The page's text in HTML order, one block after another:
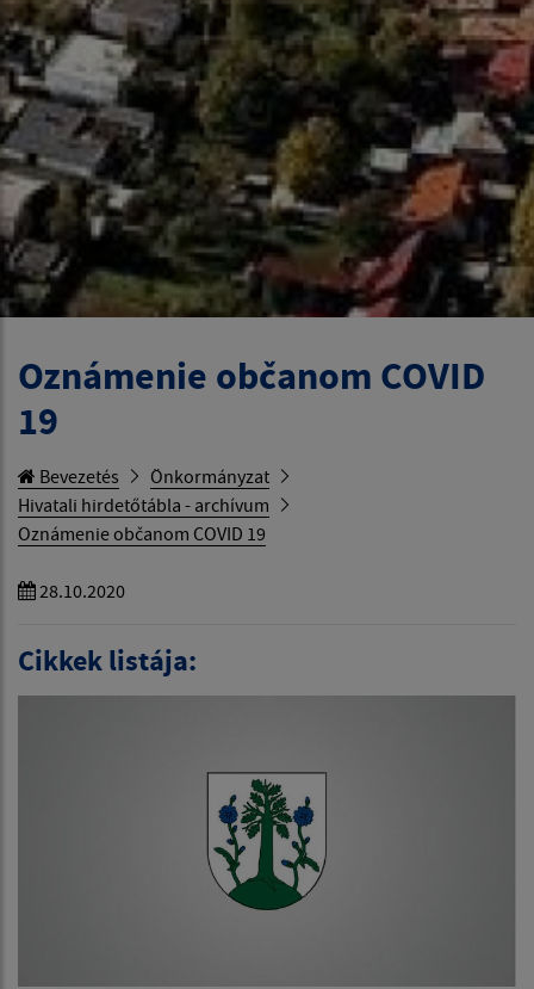
Oznámenie občanom COVID
19
Bevezetés
Önkormányzat
Hivatali hirdetőtábla - archívum
Oznámenie občanom COVID 19
28.10.2020
Cikkek listája: